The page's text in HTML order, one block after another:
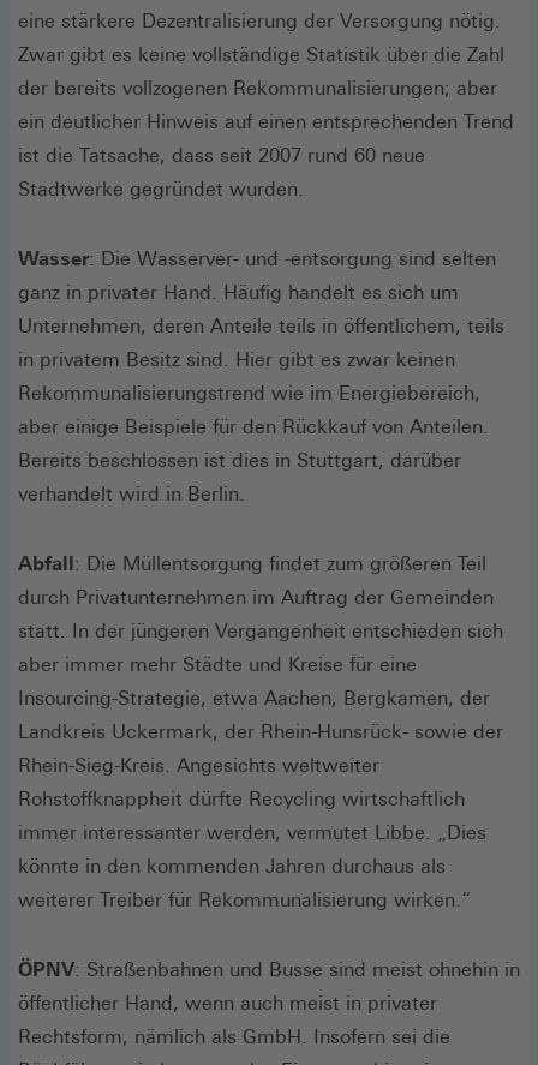
eine stärkere Dezentralisierung der Versorgung nötig.
Zwar gibt es keine vollständige Statistik über die Zahl
der bereits vollzogenen Rekommunalisierungen; aber
ein deutlicher Hinweis auf einen entsprechenden Trend
ist die Tatsache, dass seit 2007 rund 60 neue
Stadtwerke gegründet wurden.
Wasser: Die Wasserver- und -entsorgung sind selten
ganz in privater Hand. Häufig handelt es sich um
Unternehmen, deren Anteile teils in öffentlichem, teils
in privatem Besitz sind. Hier gibt es zwar keinen
Rekommunalisierungstrend wie im Energiebereich,
aber einige Beispiele für den Rückkauf von Anteilen.
Bereits beschlossen ist dies in Stuttgart, darüber
verhandelt wird in Berlin.
Abfall: Die Müllentsorgung findet zum größeren Teil
durch Privatunternehmen im Auftrag der Gemeinden
statt. In der jüngeren Vergangenheit entschieden sich
aber immer mehr Städte und Kreise für eine
Insourcing-Strategie, etwa Aachen, Bergkamen, der
Landkreis Uckermark, der Rhein-Hunsrück- sowie der
Rhein-Sieg-Kreis. Angesichts weltweiter
Rohstoffknappheit dürfte Recycling wirtschaftlich
immer interessanter werden, vermutet Libbe. „Dies
könnte in den kommenden Jahren durchaus als
weiterer Treiber für Rekommunalisierung wirken.“
ÖPNV: Straßenbahnen und Busse sind meist ohnehin in
öffentlicher Hand, wenn auch meist in privater
Rechtsform, nämlich als GmbH. Insofern sei die